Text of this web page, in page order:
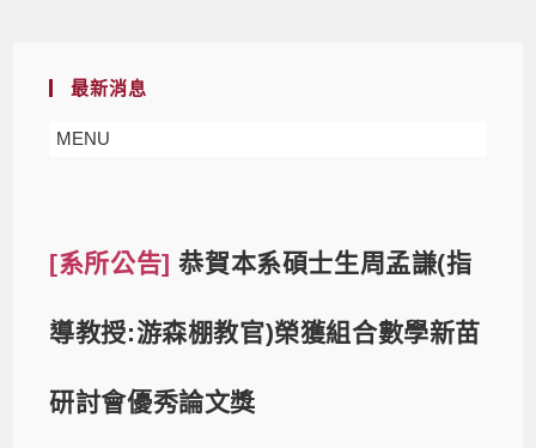
最新消息
MENU
[系所公告]恭賀本系碩士生周孟謙(指
導教授:游森棚教官)榮獲組合數學新苗
研討會優秀論文獎